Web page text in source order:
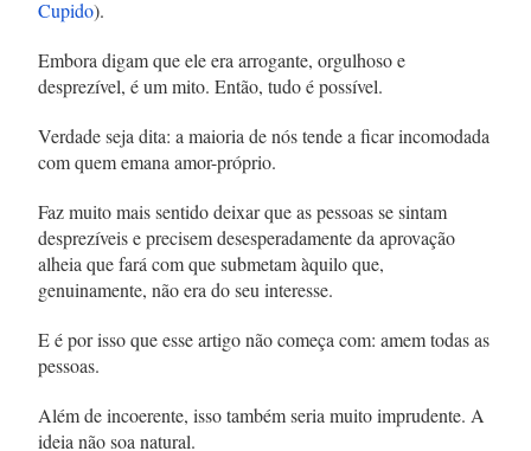
Cupido).
Embora digam que ele era arrogante, orgulhoso e
desprezível, é um mito. Então, tudo é possível.
Verdade seja dita: a maioria de nós tende a ficar incomodada
com quem emana amor-próprio.
Faz muito mais sentido deixar que as pessoas se sintam
desprezíveis e precisem desesperadamente da aprovação
alheia que fará com que submetam àquilo que,
genuinamente, não era do seu interesse.
E é por isso que esse artigo não começa com: amem todas as
pessoas.
Além de incoerente, isso também seria muito imprudente. A
ideia não soa natural.